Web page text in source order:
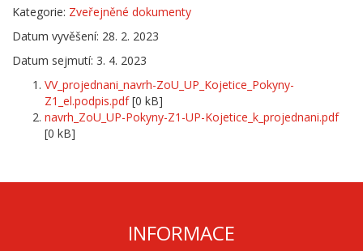
Kategorie: Zveřejněné dokumenty
Datum vyvěšení: 28. 2. 2023
Datum sejmutí: 3. 4. 2023
VV_projednani_navrh-ZoU_UP_Kojetice_Pokyny-
Z1_el.podpis.pdf[0 kB]
navrh_ZoU_UP-Pokyny-Z1-UP-Kojetice_k_projednani.pdf
[0 kB]
INFORMACE